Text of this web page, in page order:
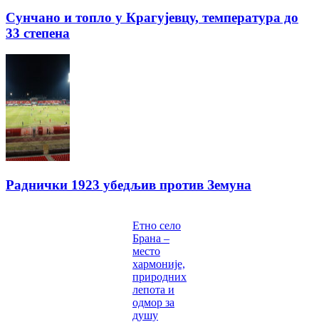
Сунчано и топло у Крагујевцу, температура до
33 степена
Раднички 1923 убедљив против Земуна
Етно село
Брана –
место
хармоније,
природних
лепота и
одмор за
душу